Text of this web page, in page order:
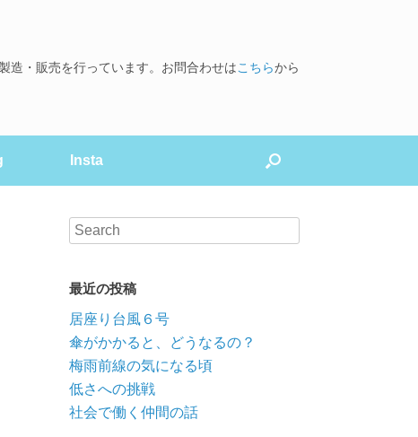
造・販売を行っています。お問合わせはこちらから
Insta
最近の投稿
居座り台風６号
傘がかかると、どうなるの？
梅雨前線の気になる頃
低さへの挑戦
社会で働く仲間の話